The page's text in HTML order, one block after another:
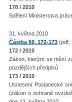
178 / 2010
Sdělení Ministerstva
31. května 2010
Částka 60, 172-173 (pdf,
172 / 2010
Zákon, kterým se mění
pozdějších předpisů
173 / 2010
Usnesení Poslanecké
(zákon o ochraně